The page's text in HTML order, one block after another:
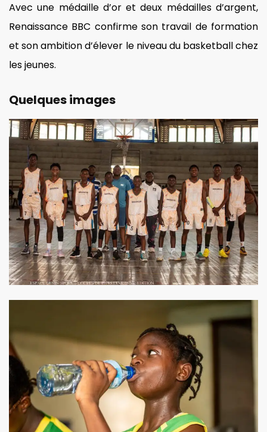
Avec une médaille d’or et deux médailles d’argent,
Renaissance BBC confirme son travail de formation
et son ambition d’élever le niveau du basketball chez
les jeunes.
Quelques images